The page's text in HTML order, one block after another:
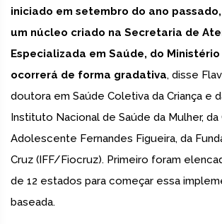
iniciado em setembro do ano
um núcleo criado na Secretaria de
Especializada em Saúde, do
ocorrerá de forma gradativa, disse
doutora em Saúde Coletiva da Criança e
Instituto Nacional de Saúde da Mulher, da
Adolescente Fernandes Figueira, da
Cruz (IFF/Fiocruz). Primeiro foram
de 12 estados para começar essa
baseada.